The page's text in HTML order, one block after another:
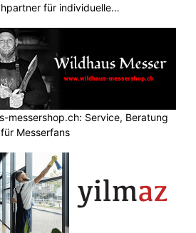
für individuelle
messershop.ch: Service, Beratung
Messerfans